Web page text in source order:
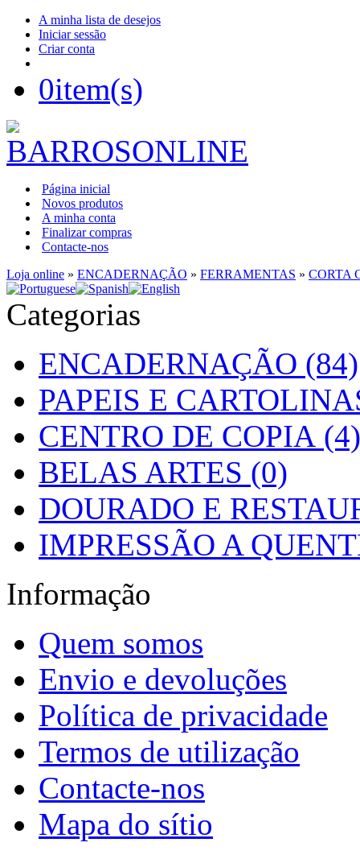
A minha lista de desejos
Iniciar sessão
Criar conta
0item(s)
Página inicial
Novos produtos
A minha conta
Finalizar compras
Contacte-nos
Loja online » ENCADERNAÇÃO » FERRAMENTAS » CORTA
Categorias
ENCADERNAÇÃO (84)
PAPEIS E
CENTRO DE COPIA (4)
BELAS ARTES (0)
DOURADO E
IMPRESSÃO A
Informação
Quem somos
Envio e devoluções
Política de privacidade
Termos de utilização
Contacte-nos
Mapa do sítio